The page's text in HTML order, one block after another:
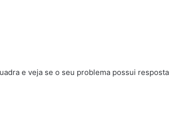
e veja se o seu problema possui